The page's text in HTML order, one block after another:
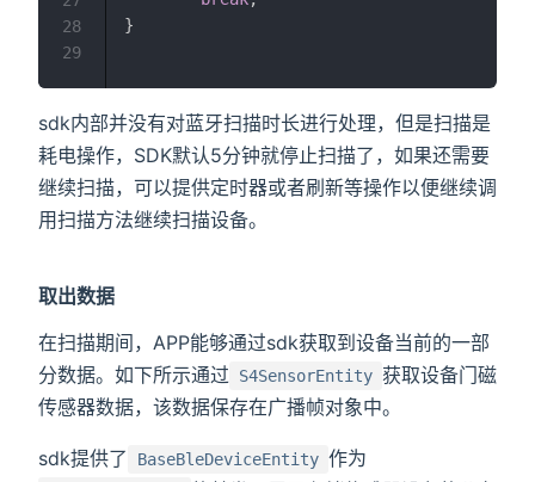
}
28
29
sdk内部并没有对蓝牙扫描时长进行处理，但是扫描是
耗电操作，SDK默认5分钟就停止扫描了，如果还需要
继续扫描，可以提供定时器或者刷新等操作以便继续调
用扫描方法继续扫描设备。
取出数据
在扫描期间，APP能够通过sdk获取到设备当前的一部
分数据。如下所示通过
S4SensorEntity 获取设备门磁
传感器数据，该数据保存在广播帧对象中。
sdk提供了 BaseBleDeviceEntity 作为